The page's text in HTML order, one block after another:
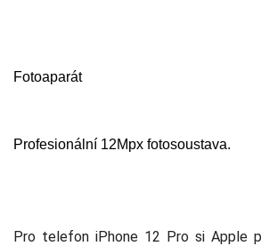
Fotoaparát
Profesionální 12Mpx fotosoustava.
Pro telefon iPhone 12 Pro si Apple